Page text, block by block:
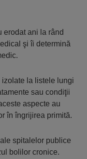
erodat ani la rând
şi îi determină
la listele lungi
sau condiţii
aspecte au
în îngrijirea primită.
spitalelor publice
bolilor cronice.